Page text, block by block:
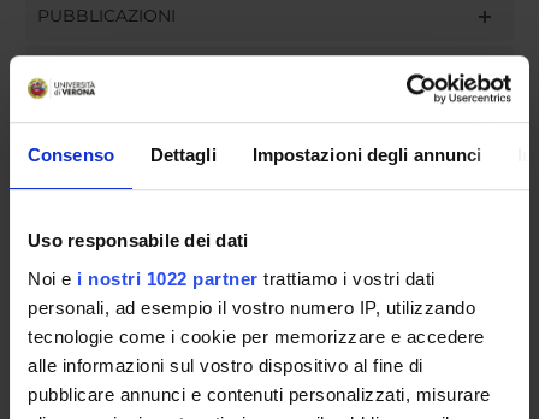
Consenso Dettagli Impostazioni degli annunci
Uso responsabile dei dati
Noi e i nostri 1022 partner trattiamo i vostri dati
personali, ad esempio il vostro numero IP, utilizzando
tecnologie come i cookie per memorizzare e accedere
alle informazioni sul vostro dispositivo al fine di
pubblicare annunci e contenuti personalizzati, misurare
PUBBLICAZIONI
GOVERNANCE
COMMISSIONI
UFFICI E STRUTTURE DI SERVIZIO
SERVIZI DI SEGRETERIA STUDENTI